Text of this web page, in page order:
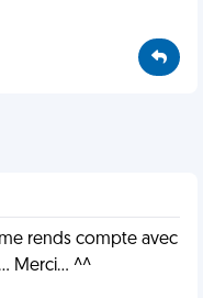
rends compte avec
Merci... ^^